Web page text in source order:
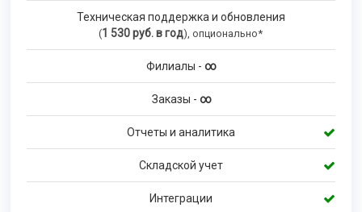
Техническая поддержка и обновления
(1 530руб. в год), опционально*
Филиалы - ∞
Заказы - ∞
Отчеты и аналитика
Складской учет
Интеграции